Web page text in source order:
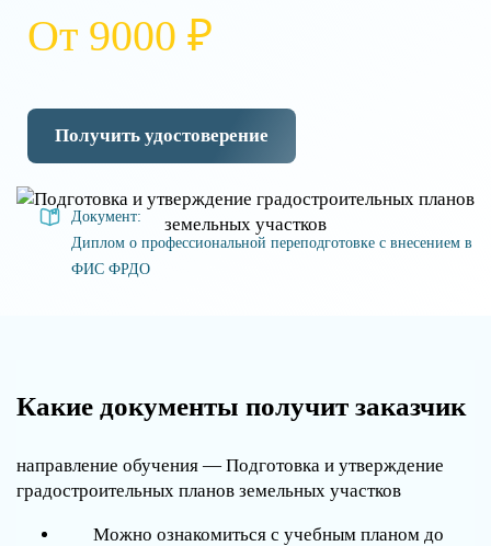
От 9000 ₽
Получить удостоверение
Документ:
Диплом о профессиональной переподготовке с внесением в
ФИС ФРДО
Какие документы получит заказчик
направление обучения — Подготовка и утверждение
градостроительных планов земельных участков
Можно ознакомиться с учебным планом до